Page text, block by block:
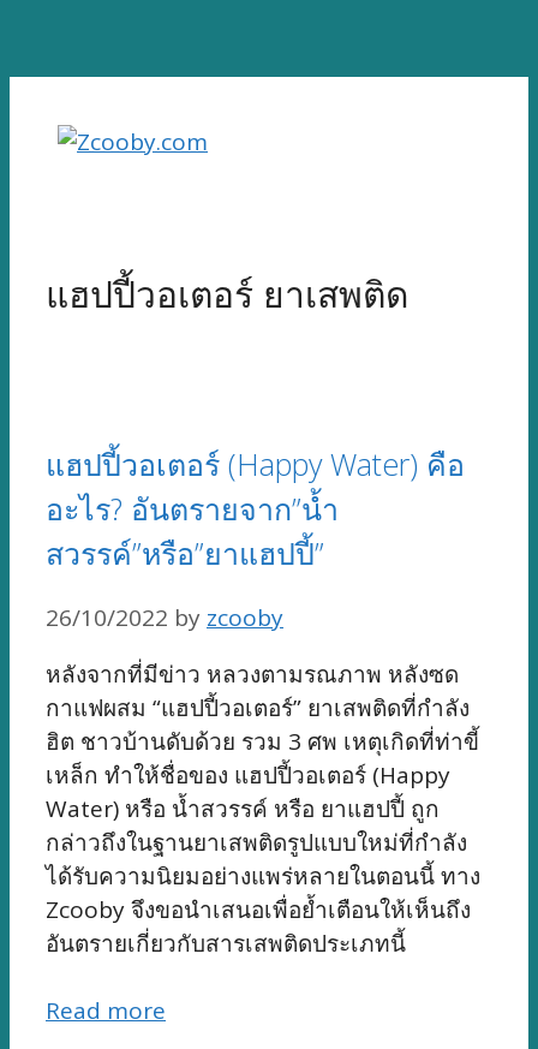
content
แฮปปี้วอเตอร์ ยาเสพติด
แฮปปี้วอเตอร์ (Happy Water) คือ
อะไร? อันตรายจาก”น้ำ
สวรรค์”หรือ”ยาแฮปปี้”
26/10/2022 by zcooby
หลังจากที่มีข่าว หลวงตามรณภาพ หลังซด
กาแฟผสม “แฮปปี้วอเตอร์” ยาเสพติดที่กำลัง
ฮิต ชาวบ้านดับด้วย รวม 3 ศพ เหตุเกิดที่ท่าขี้
เหล็ก ทำให้ชื่อของ แฮปปี้วอเตอร์ (Happy
Water) หรือ น้ำสวรรค์ หรือ ยาแฮปปี้ ถูก
กล่าวถึงในฐานยาเสพติดรูปแบบใหม่ที่กำลัง
ได้รับความนิยมอย่างแพร่หลายในตอนนี้ ทาง
Zcooby จึงขอนำเสนอเพื่อย้ำเตือนให้เห็นถึง
อันตรายเกี่ยวกับสารเสพติดประเภทนี้
Read more